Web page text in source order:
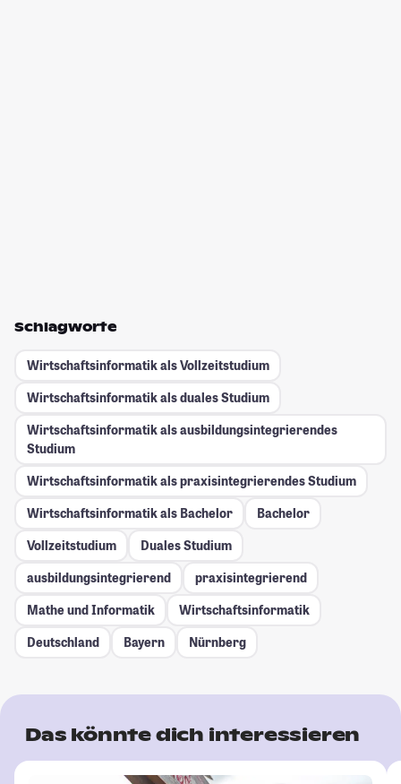
Schlagworte
Wirtschaftsinformatik als Vollzeitstudium
Wirtschaftsinformatik als duales Studium
Wirtschaftsinformatik als ausbildungsintegrierendes
Studium
Wirtschaftsinformatik als praxisintegrierendes Studium
Wirtschaftsinformatik als Bachelor
Bachelor
Vollzeitstudium
Duales Studium
ausbildungsintegrierend
praxisintegrierend
Mathe und Informatik
Wirtschaftsinformatik
Deutschland
Bayern Nürnberg
Das könnte dich interessieren